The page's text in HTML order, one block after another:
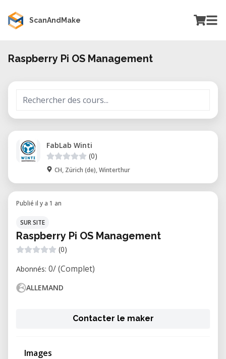
ScanAndMake
Raspberry Pi OS Management
FabLab Winti
(0)
CH, Zürich (de), Winterthur
Publié il y a 1 an
SUR SITE
Raspberry Pi OS Management
(0)
Abonnés: 0/ (Complet)
ALLEMAND
Contacter le maker
Images